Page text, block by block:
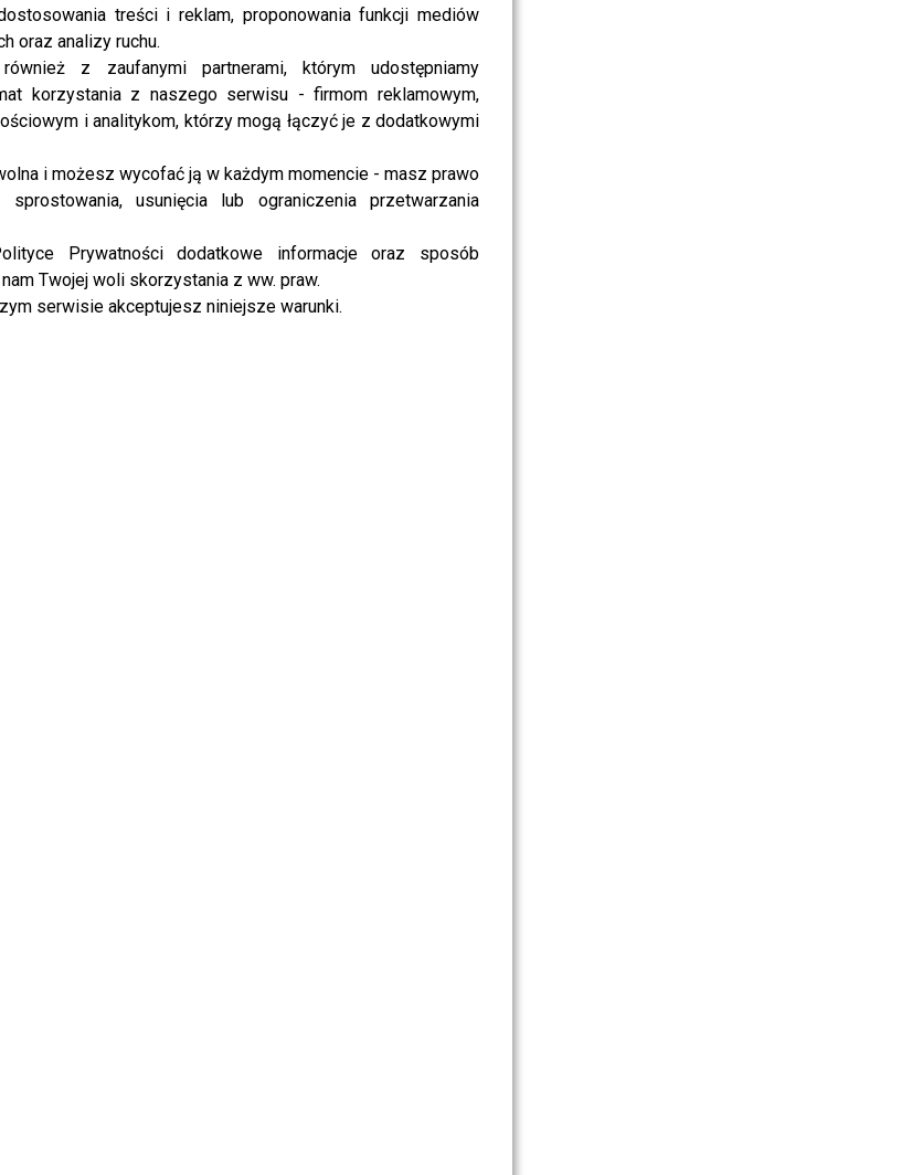
treści i reklam, proponowania funkcji mediów
oraz analizy ruchu.
również z zaufanymi partnerami, którym udostępniamy
korzystania z naszego serwisu - firmom reklamowym,
i analitykom, którzy mogą łączyć je z dodatkowymi
i możesz wycofać ją w każdym momencie - masz prawo
sprostowania, usunięcia lub ograniczenia przetwarzania
Prywatności dodatkowe informacje oraz sposób
Twojej woli skorzystania z ww. praw.
serwisie akceptujesz niniejsze warunki.
w Polsacie!
odpadły, aż dwie pary, kto zatańczy
not found